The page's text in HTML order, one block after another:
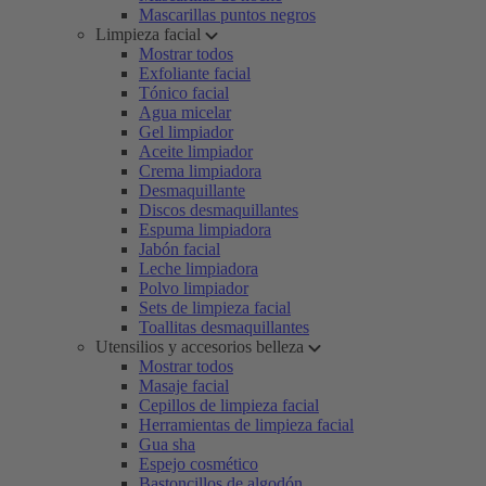
Mascarillas puntos negros
Limpieza facial
Mostrar todos
Exfoliante facial
Tónico facial
Agua micelar
Gel limpiador
Aceite limpiador
Crema limpiadora
Desmaquillante
Discos desmaquillantes
Espuma limpiadora
Jabón facial
Leche limpiadora
Polvo limpiador
Sets de limpieza facial
Toallitas desmaquillantes
Utensilios y accesorios belleza
Mostrar todos
Masaje facial
Cepillos de limpieza facial
Herramientas de limpieza facial
Gua sha
Espejo cosmético